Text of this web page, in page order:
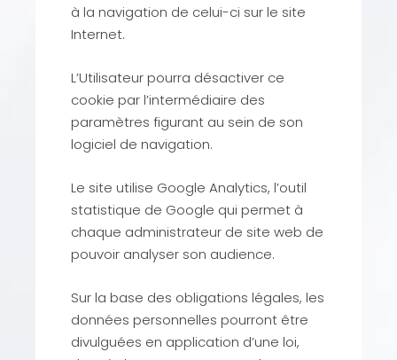
à la navigation de celui-ci sur le site
Internet.
L’Utilisateur pourra désactiver ce
cookie par l’intermédiaire des
paramètres figurant au sein de son
logiciel de navigation.
Le site utilise Google Analytics, l’outil
statistique de Google qui permet à
chaque administrateur de site web de
pouvoir analyser son audience.
Sur la base des obligations légales, les
données personnelles pourront être
divulguées en application d’une loi,